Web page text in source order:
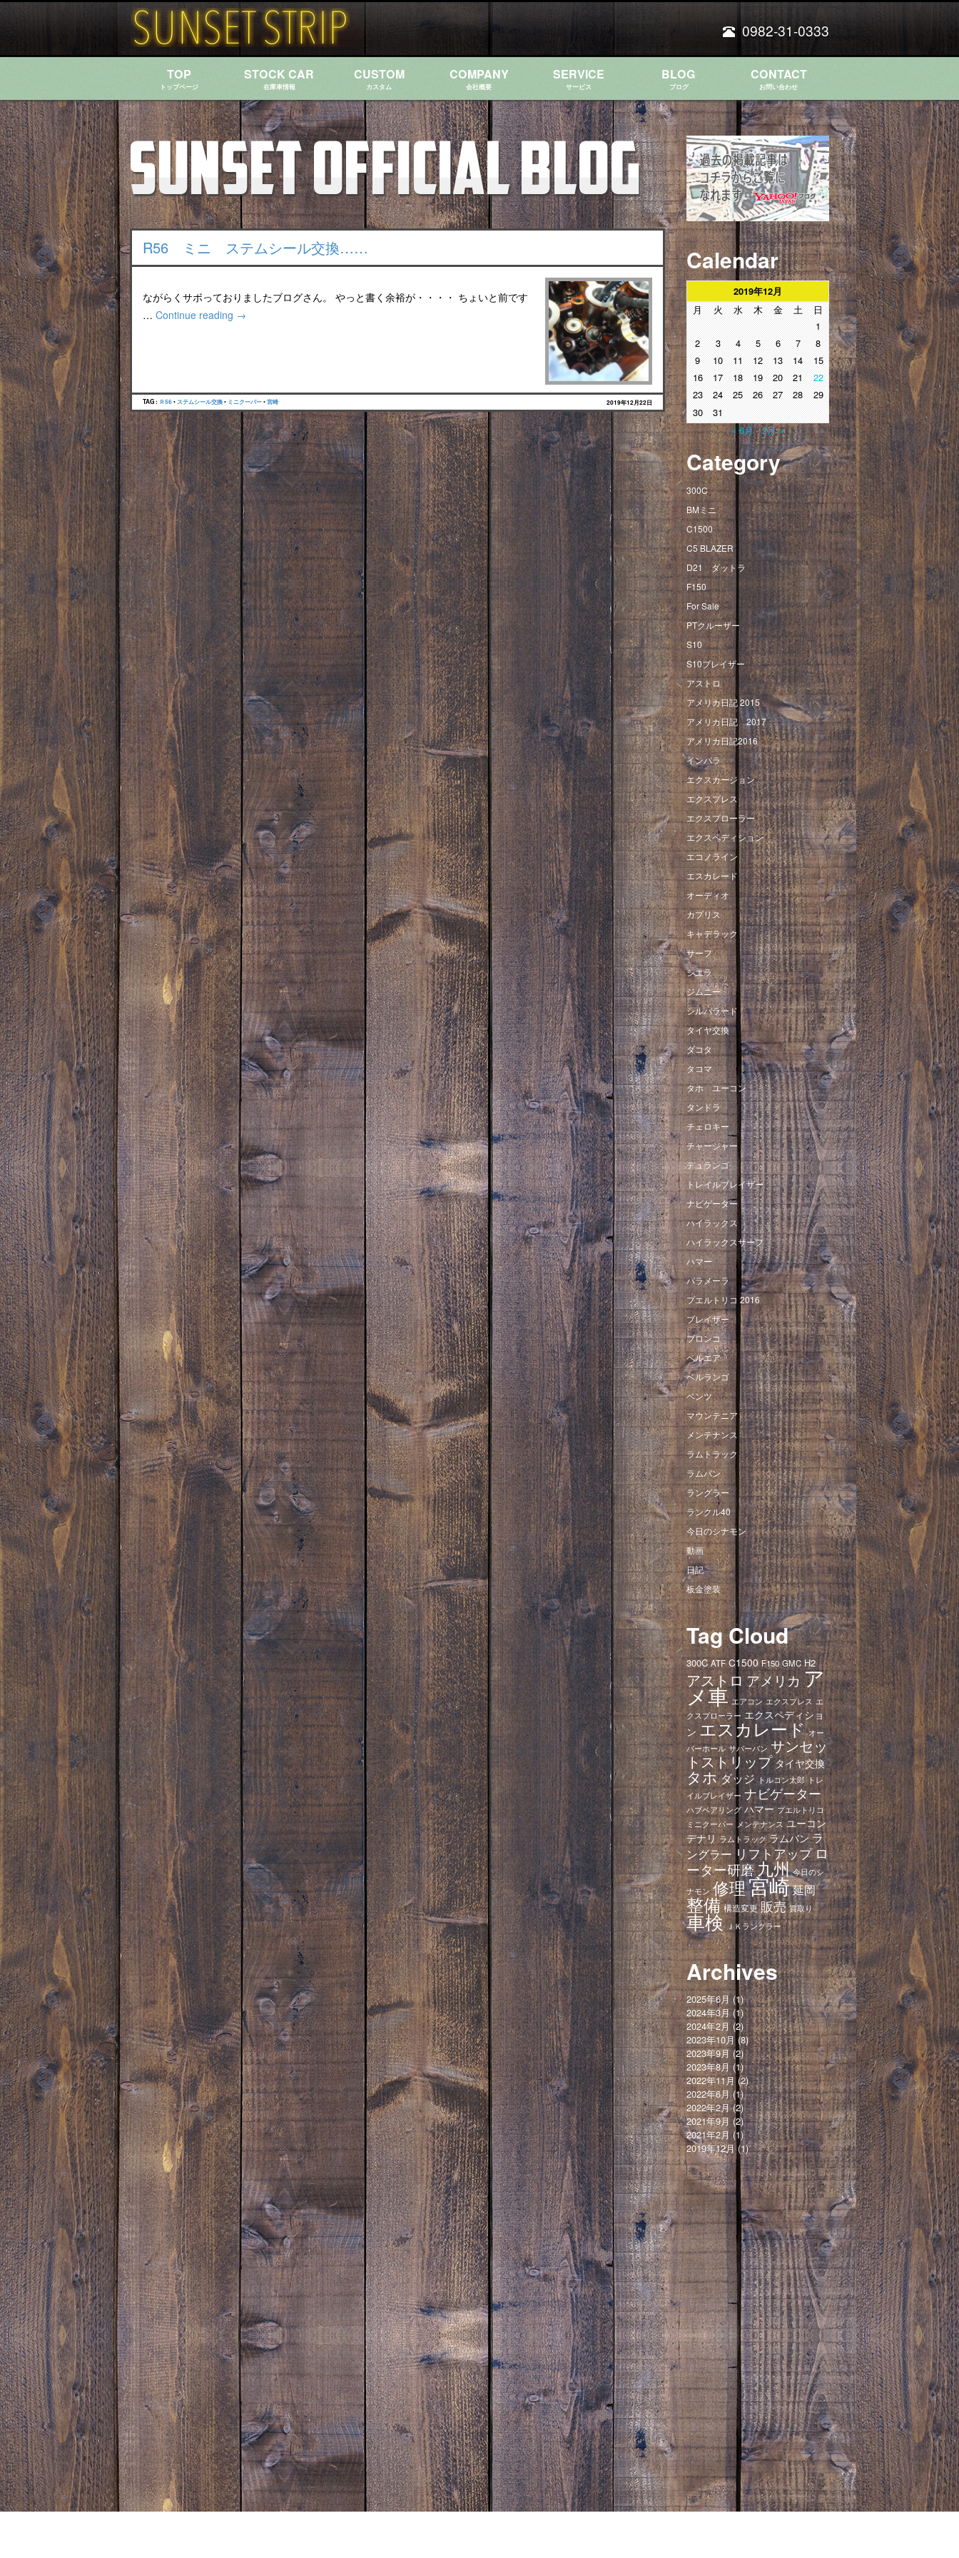
0982-31-0333
TOP
トップページ
STOCK CAR
在庫車情報
CUSTOM
カスタム
COMPANY
会社概要
SERVICE
サービス
BLOG
ブログ
CONTACT
お問い合わせ
R56 ミニ ステムシール交換……
ながらくサボっておりましたブログさん。 やっと書く余裕が・・・・ ちょいと前です
… Continue reading →
TAG : Ｒ56•ステムシール交換• ミニクーパー•宮崎 2019年12月22日
Calendar
2019年12月
月 火 水 木 金 土
日
1
2
3 4 5 6 7
8
9
10 11 12 13 14
15
16
17 18 19 20 21
22
23
24 25 26 27 28
29
30
31
« 6月
2月 »
Category
300C
BMミニ
C1500
C5 BLAZER
D21 ダットラ
F150
For Sale
PTクルーザー
S10
S10ブレイザー
アストロ
アメリカ日記 2015
アメリカ日記 2017
アメリカ日記2016
インパラ
エクスカージョン
エクスプレス
エクスプローラー
エクスペディション
エコノライン
エスカレード
オーディオ
カプリス
キャデラック
サーフ
シエラ
ジムニー
シルバラード
タイヤ交換
ダコタ
タコマ
タホ ユーコン
タンドラ
チェロキー
チャージャー
デュランゴ
トレイルブレイザー
ナビゲーター
ハイラックス
ハイラックスサーフ
ハマー
パラメーラ
プエルトリコ 2016
ブレイザー
ブロンコ
ベルエア
ベルランゴ
ベンツ
マウンテニア
メンテナンス
ラムトラック
ラムバン
ラングラー
ランクル40
今日のシナモン
動画
日記
板金塗装
Tag Cloud
300C ATF C1500 F150 GMC H2
アストロアメリカア
メ車 エアコン エクスプレス エ
クスプローラー エクスペディショ
ン エスカレード オー
バーホール サバーバン サンセッ
トストリップ タイヤ交換
タホダッジ トルコン太郎 トレ
イルブレイザー ナビゲーター
ハブベアリング ハマー プエルトリコ
ミニクーパー メンテナンス ユーコン
デナリ ラムトラック ラムバン ラ
ングラー リフトアップロ
ーター研磨九州 今日のシ
ナモン 修理宮崎延岡
整備 構造変更 販売 買取り
車検 ＪＫラングラー
Archives
2025年6月(1)
2024年3月(1)
2024年2月 (2)
2023年10月 (8)
2023年9月(2)
2023年8月(1)
2022年11月(2)
2022年6月(1)
2022年2月(2)
2021年9月(2)
2021年2月(1)
2019年12月(1)